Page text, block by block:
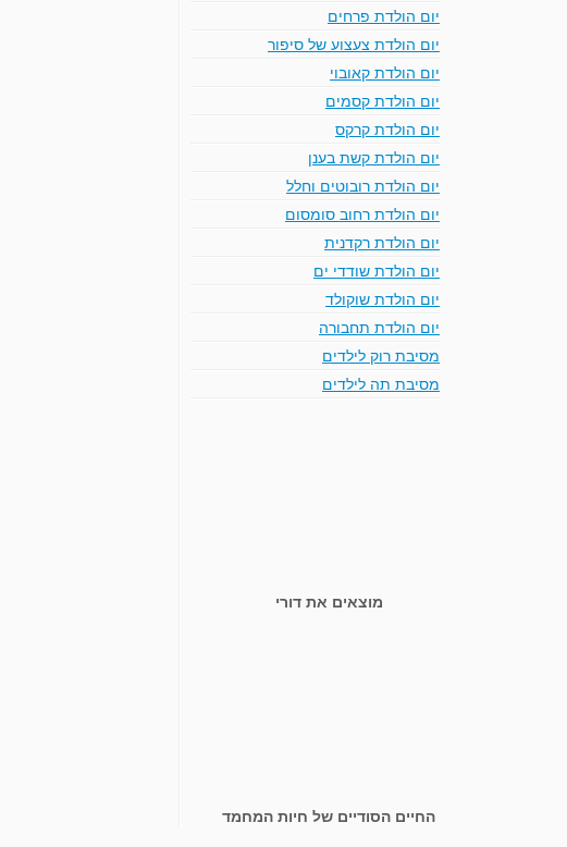
יום הולדת פרחים
יום הולדת צעצוע של סיפור
יום הולדת קאובוי
יום הולדת קסמים
יום הולדת קרקס
יום הולדת קשת בענן
יום הולדת רובוטים וחלל
יום הולדת רחוב סומסום
יום הולדת רקדנית
יום הולדת שודדי ים
יום הולדת שוקולד
יום הולדת תחבורה
מסיבת רוק לילדים
מסיבת תה לילדים
מוצאים את דורי
החיים הסודיים של חיות המחמד